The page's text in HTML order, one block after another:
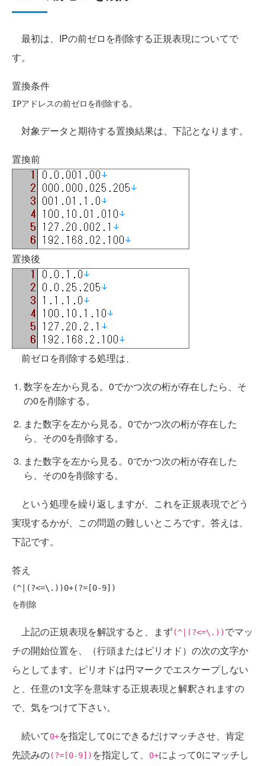
最初は、IPの前ゼロを削除する正規表現についてで
す。
置換条件
対象データと期待する置換結果は、下記となります。
置換前
置換後
前ゼロを削除する処理は、
数字を左から見る。0でかつ次の桁が存在したら、そ
の0を削除する。
また数字を左から見る。0でかつ次の桁が存在した
ら、その0を削除する。
また数字を左から見る。0でかつ次の桁が存在した
ら、その0を削除する。
という処理を繰り返しますが、これを正規表現でどう
実現するかが、この問題の難しいところです。答えは、
下記です。
答え
(^|(?<=\.))0+(?=[0-9])
上記の正規表現を解説すると、まず(^|(?<=\.))でマッ
チの開始位置を、（行頭またはピリオド）の次の文字か
らとしてます。ピリオドは円マークでエスケープしない
と、任意の1文字を意味する正規表現と解釈されますの
で、気をつけて下さい。
続いて0+を指定して0にできるだけマッチさせ、肯定
先読みの(?=[0-9]) を指定して、 0+によって0にマッチし